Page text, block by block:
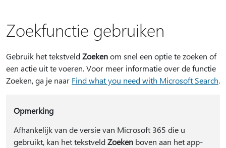
Zoekfunctie gebruiken
Gebruik het tekstveldZoekenom snel een optie te zoeken of
een actie uit te voeren. Voor meer informatie over de functie
Zoeken, ga je naar Find what you need with Microsoft Search.
Opmerking
Afhankelijk van de versie van Microsoft 365 die u
gebruikt, kan het tekstveldZoekenboven aan het app-